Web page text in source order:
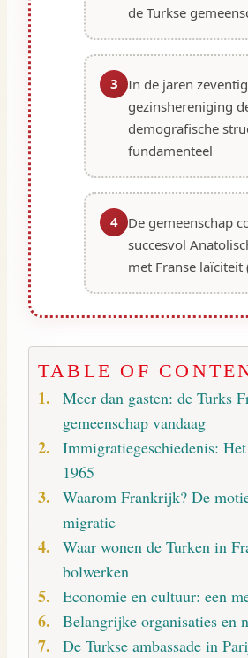
de Turkse
3 In de jaren
gezinshereniging
demografische
fundamenteel
4
De gemeenschap
succesvol
met Franse laïciteit
TABLE OF
Meer dan gasten: de Turks
gemeenschap vandaag
Immigratiegeschiedenis:
1965
Waarom Frankrijk? De
migratie
Waar wonen de Turken in
bolwerken
Economie en cultuur: een
Belangrijke organisaties en
De Turkse ambassade in